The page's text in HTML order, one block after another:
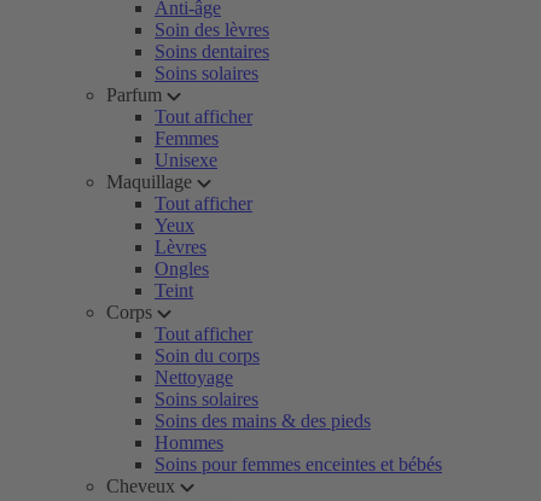
Anti-âge
Soin des lèvres
Soins dentaires
Soins solaires
Parfum
Tout afficher
Femmes
Unisexe
Maquillage
Tout afficher
Yeux
Lèvres
Ongles
Teint
Corps
Tout afficher
Soin du corps
Nettoyage
Soins solaires
Soins des mains & des pieds
Hommes
Soins pour femmes enceintes et bébés
Cheveux